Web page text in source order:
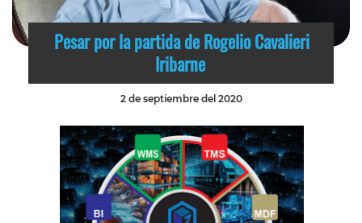
Pesar por la partida de Rogelio Cavalieri
Iribarne
2 de septiembre del 2020